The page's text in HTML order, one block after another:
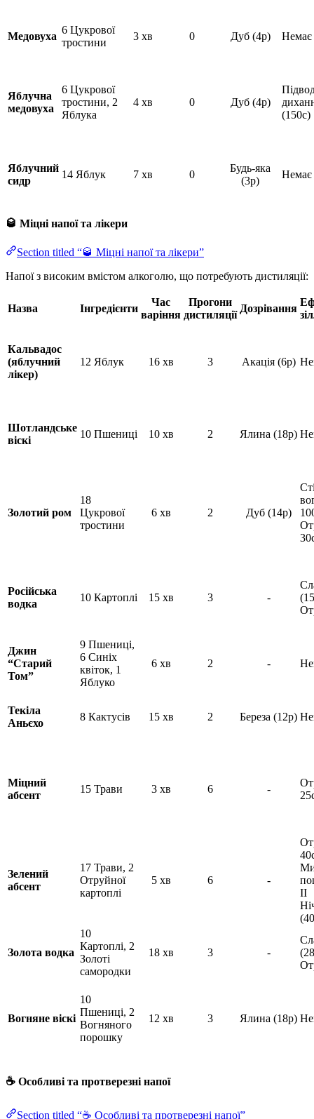
Медовуха
6 Цукрової
тростини
3 хв 0 Дуб (4р) Немає
Яблучна
медовуха
6 Цукрової
тростини, 2
Яблука
4 хв 0 Дуб (4р)
(150с)
Яблучний
сидр
14 Яблук 7 хв 0
Будь-яка
(3р)
Немає
🥃 Міцні напої та лікери
Section titled “🥃 Міцні напої та лікери”
Напої з високим вмістом алкоголю, що потребують дистиляції:
Назва Інгредієнти
Час
варіння
Прогони
дистиляції
Дозрівання
Кальвадос
(яблучний
лікер)
12 Яблук 16 хв 3 Акація (6р)
Шотландське
віскі
10 Пшениці 10 хв 2 Ялина (18р)
Золотий ром
18
Цукрової
тростини
6 хв 2 Дуб (14р)
Російська
водка
10 Картоплі 15 хв 3 -
Джин
“Старий
Том”
9 Пшениці,
6 Синіх
квіток, 1
Яблуко
6 хв 2 -
Текіла
Аньєхо
8 Кактусів 15 хв 2 Береза (12р)
Міцний
абсент
15 Трави 3 хв 6 -
Зелений
абсент
17 Трави, 2
Отруйної
картоплі
5 хв 6 -
II
Золота водка
10
Картоплі, 2
Золоті
самородки
18 хв 3 -
Вогняне віскі
10
Пшениці, 2
Вогняного
порошку
12 хв 3 Ялина (18р)
☕ Особливі та протверезні напої
Section titled “☕ Особливі та протверезні напої”